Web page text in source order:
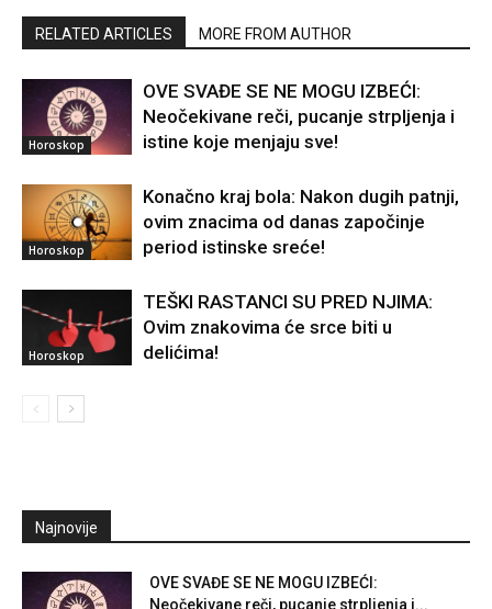
RELATED ARTICLES MORE FROM AUTHOR
Horoskop
OVE SVAĐE SE NE MOGU IZBEĆI:
Neočekivane reči, pucanje strpljenja i
istine koje menjaju sve!
Horoskop
Konačno kraj bola: Nakon dugih patnji,
ovim znacima od danas započinje
period istinske sreće!
Horoskop
TEŠKI RASTANCI SU PRED NJIMA:
Ovim znakovima će srce biti u
delićima!
Najnovije
OVE SVAĐE SE NE MOGU IZBEĆI:
Neočekivane reči, pucanje strpljenja i...